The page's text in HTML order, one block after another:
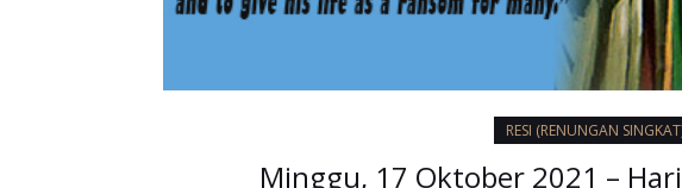
RESI (RENUNGAN
Minggu, 17 Oktober 2021 –